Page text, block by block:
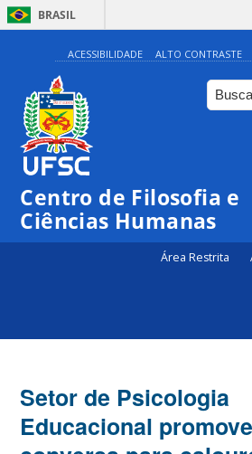
BRASIL
ACESSIBILIDADE ALTO CONTRASTE
Centro de Filosofia e
Ciências Humanas
Área Restrita
Setor de Psicologia
Educacional